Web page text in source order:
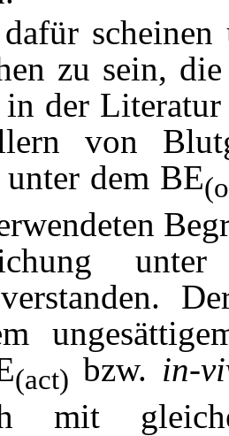
zu sein,
der
von
dem BE
(act) bzw. in-
mit